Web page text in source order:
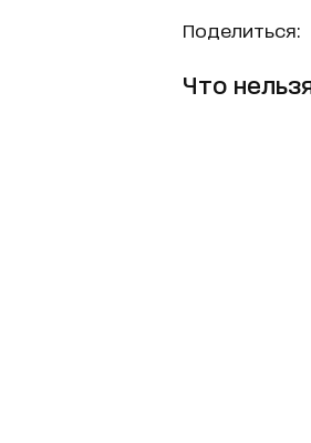
Поделиться:
Что